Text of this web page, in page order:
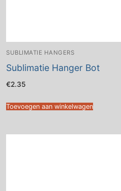
SUBLIMATIE HANGERS
Sublimatie Hanger Bot
€2.35
Toevoegen aan winkelwagen